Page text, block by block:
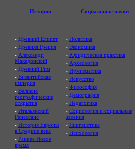
История Социальные науки
- Древний Египет
- Древняя Греция
- Александр
Македонский
- Древний Рим
- Византийская
империя
- Великие
географические
открытия
- Итальянский
Ренессанс
- История Европы
в Средние века
- Раннее Новое
время
- Политика
- Экономика
- Юридическая практика
- Археология
- Нумизматика
- Искусство
- Философия
- Демография
- Педагогика
- Социология и социальные
явления
- Лингвистика
- Психология